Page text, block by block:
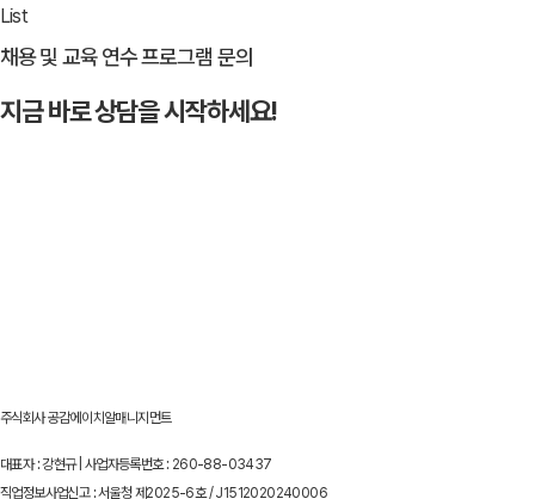
List
채용 및 교육 연수 프로그램 문의
지금 바로 상담을 시작하세요!
주식회사 공감에이치알매니지먼트
대표자 : 강현규 | 사업자등록번호 : 260-88-03437
직업정보사업신고 : 서울청 제2025-6호 / J1512020240006